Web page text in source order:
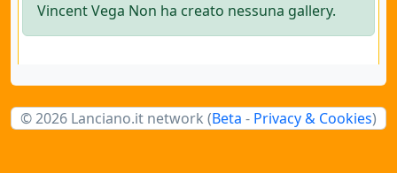
Vincent Vega Non ha creato nessuna gallery.
© 2026 Lanciano.it network (Beta - Privacy & Cookies)